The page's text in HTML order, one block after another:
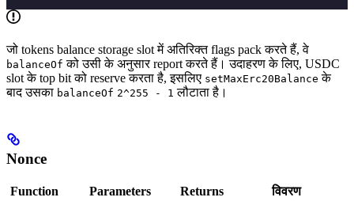
जो tokens balance storage slot में अतिरिक्त flags pack करते हैं, वे
balanceOf को उसी के अनुसार report करते हैं। उदाहरण के लिए, USDC
slot के top bit को reserve करता है, इसलिए setMaxErc20Balance के
बाद उसका balanceOf 2^255 - 1 लौटाता है।
Nonce
Function Parameters Returns विवरण